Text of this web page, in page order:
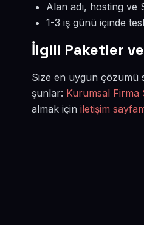
Alan adı, hosting ve
1-3 iş günü içinde
İlgili Paketler
Size en uygun çözümü
şunlar: Kurumsal Firma
almak için iletişim